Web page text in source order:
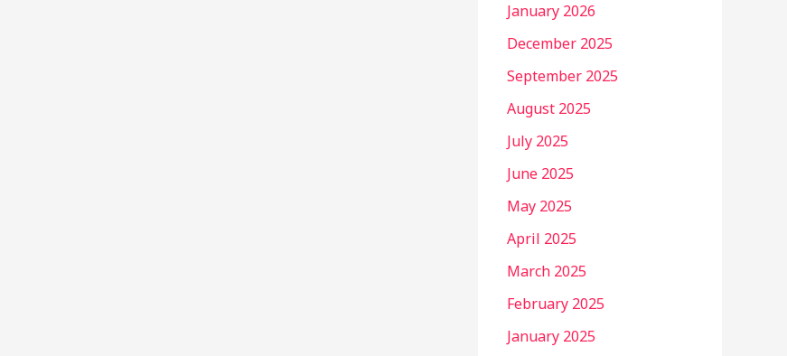
January 2026
December 2025
September 2025
August 2025
July 2025
June 2025
May 2025
April 2025
March 2025
February 2025
January 2025